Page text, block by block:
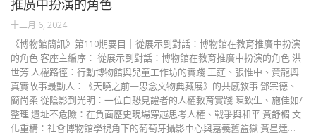
推廣中扮演的角色
十二月 6, 2024
《博物館簡訊》第110期要目｜從展示到對話：博物館在教育推廣中扮演
的角色 客座主編序： 從展示到對話：博物館在教育推廣中扮演的角色 洪
世芳 人權路徑：行動博物館與兒童工作坊的實踐 王莛、張惟中、黃龍興
真實故事最動人：《天曉之前—思念文物典藏展》的共感敘事 鄧宗德、
簡尚柔 從陰影到光明：一位白恐見證者的人權教育實踐 陳欽生、施佳如/
整理 遺址不危險：在負面歷史現場穿越思考人權、戰爭與和平 黃舒楣 文
化重構：社會博物館學視角下的葡萄牙攝影中心與嘉義舊監獄 黃星達…